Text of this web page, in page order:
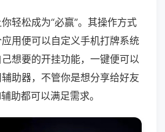
轻松成为“必赢”。其操作方式
用便可以自定义手机打牌系统
想要的开挂功能，一键便可以
助器，不管你是想分享给好友
助都可以满足需求。